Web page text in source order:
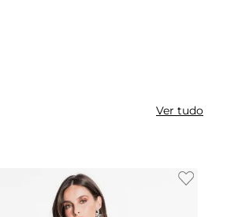
Ver tudo